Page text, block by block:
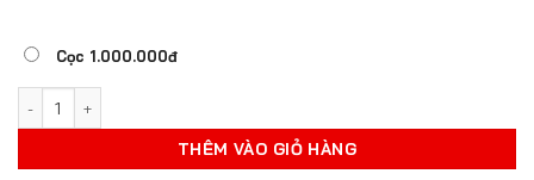
Cọc 1.000.000đ
THÊM VÀO GIỎ HÀNG